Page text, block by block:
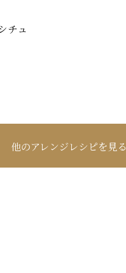
チュ
他のアレンジレシピを見る